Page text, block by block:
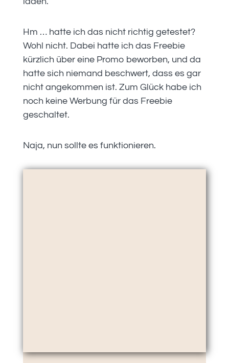
Hm … hatte ich das nicht richtig getestet?
Wohl nicht. Dabei hatte ich das Freebie
kürzlich über eine Promo beworben, und da
hatte sich niemand beschwert, dass es gar
nicht angekommen ist. Zum Glück habe ich
noch keine Werbung für das Freebie
geschaltet.
Naja, nun sollte es funktionieren.